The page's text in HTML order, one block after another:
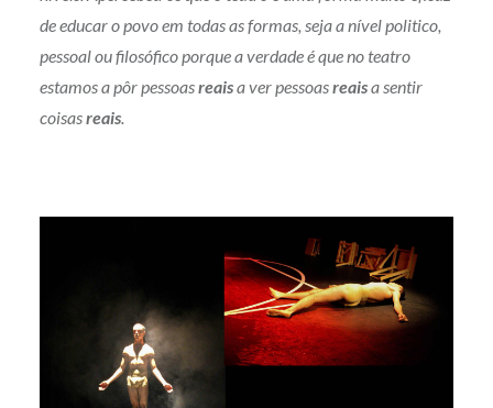
de educar o povo em todas as formas, seja a nível politico,
pessoal ou filosófico porque a verdade é que no teatro
estamos a pôr pessoasreaisa ver pessoasreaisa sentir
coisasreais.